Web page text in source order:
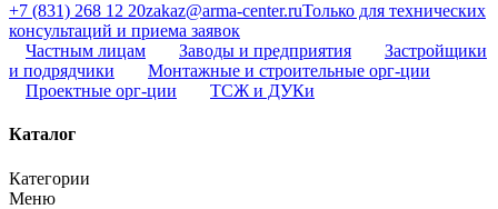
+7 (831) 268 12 20zakaz@arma-center.ruТолько для технических
консультаций и приема заявок
Частным лицам
Заводы и предприятия
Застройщики
и подрядчики
Монтажные и строительные орг-ции
Проектные орг-ции
ТСЖ и ДУКи
Каталог
Категории
Меню